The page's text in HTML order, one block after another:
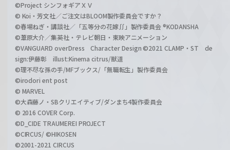
©Project シンフォギアＸＶ
© Koi・芳文社／ご注文はBLOOM製作委員会ですか？
©春場ねぎ・講談社／「五等分の花嫁∬」製作委員会 ®KODANSHA
©葦原大介／集英社・テレビ朝日・東映アニメーション
©VANGUARD overDress Character Design ©2021 CLAMP・ST de
sign:伊藤彰 illust:Kinema citrus/獣道
©理不尽な孫の手/MFブックス/「無職転生」製作委員会
©irodori ent post
© MARVEL
©大森藤ノ・SBクリエイティブ/ダンまち4製作委員会
© 2016 COVER Corp.
©D_CIDE TRAUMEREI PROJECT
©CIRCUS/ ©HIKOSEN
©2001-2021 CIRCUS